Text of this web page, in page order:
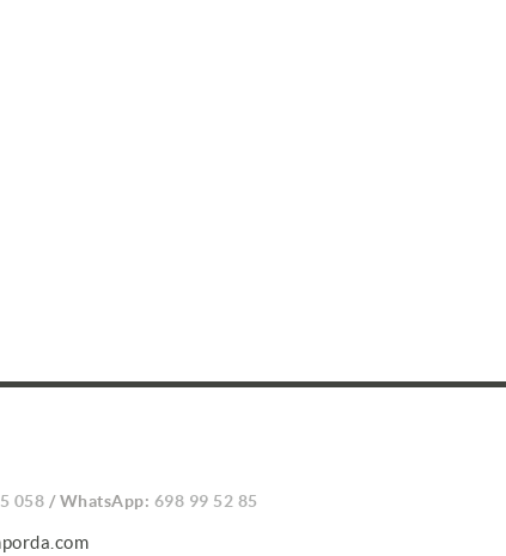
058 / WhatsApp: 698 99 52 85